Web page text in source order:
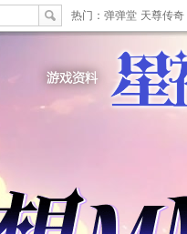
热门： 弹弹堂 天尊传奇